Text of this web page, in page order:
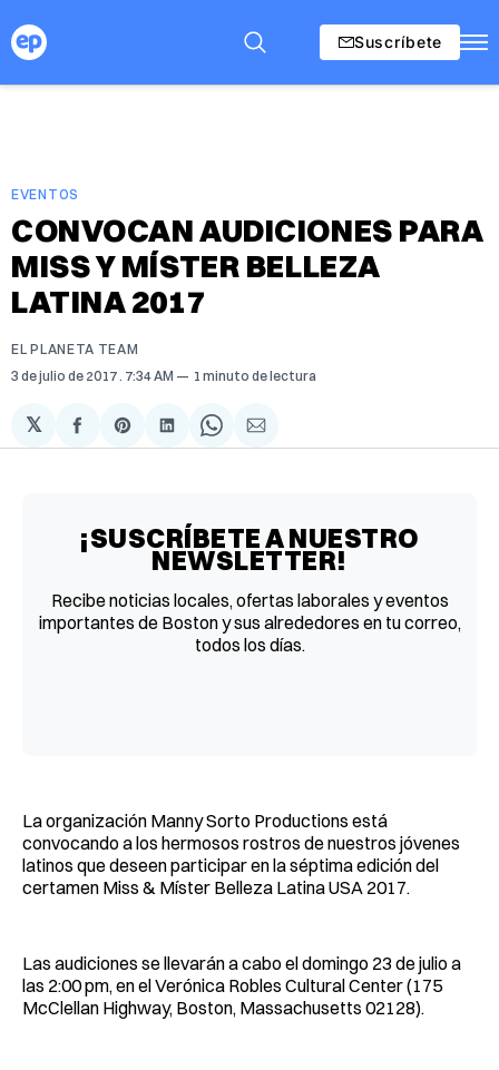
Suscríbete
EVENTOS
CONVOCAN AUDICIONES PARA
MISS Y MÍSTER BELLEZA
LATINA 2017
EL PLANETA TEAM
3 de julio de 2017 . 7:34 AM 1 minuto de lectura
𝕏
Compartir
en
Share
on
Compartir
en
Share
on
Compartir
via
¡SUSCRÍBETE A NUESTRO
NEWSLETTER!
Recibe noticias locales, ofertas laborales y eventos
importantes de Boston y sus alrededores en tu correo,
todos los días.
La organización Manny Sorto Productions está
convocando a los hermosos rostros de nuestros jóvenes
latinos que deseen participar en la séptima edición del
certamen Miss & Míster Belleza Latina USA 2017.
Las audiciones se llevarán a cabo el domingo 23 de julio a
las 2:00 pm, en el Verónica Robles Cultural Center (175
McClellan Highway, Boston, Massachusetts 02128).